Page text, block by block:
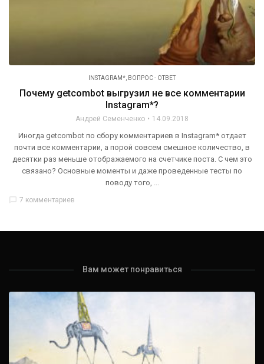
INSTAGRAM*, ВОПРОС - ОТВЕТ
Почему getcombot выгрузил не все комментарии
Instagram*?
Андрей Семенченко 14.09.2018
Иногда getcombot по сбору комментариев в Instagram* отдает
почти все комментарии, а порой совсем смешное количество, в
десятки раз меньше отображаемого на счетчике поста. С чем это
связано? Основные моменты и даже проведенные тесты по
поводу того, ...
chat_bubble_outline 7 комментариев
Вам может понравиться